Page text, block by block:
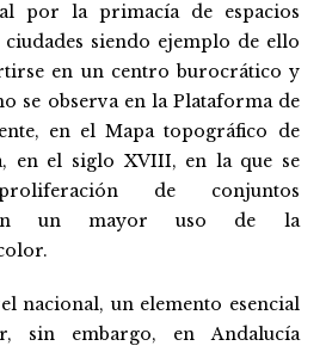
por la primacía de espacios
ciudades siendo ejemplo de ello
en un centro burocrático y
se observa en la Plataforma de
en el Mapa topográfico de
en el siglo XVIII, en la que se
de conjuntos
con un mayor uso de la
nacional, un elemento esencial
sin embargo, en Andalucía